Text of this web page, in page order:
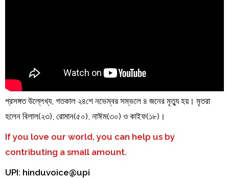
প্রসঙ্গত উল্লেখ্য, গতকাল ২৪শে নভেম্বর সম্ভলে ৪ জনের মৃত্যু হয়। মৃতরা
হলেন বিলাল(২৩), রোমান(৫০), নাঈম(৩০) ও কাইফ(১৮)।
If you love our world, you can help us by
contributing a small amount.
UPI: hinduvoice@upi